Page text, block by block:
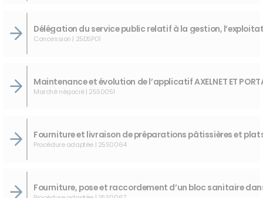
Concession | 25DSP01
Marché négocié | 25S0051
Procédure adaptée | 25S0064